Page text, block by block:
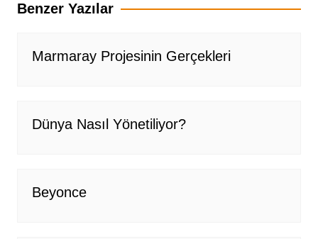
Benzer Yazılar
Marmaray Projesinin Gerçekleri
Dünya Nasıl Yönetiliyor?
Beyonce